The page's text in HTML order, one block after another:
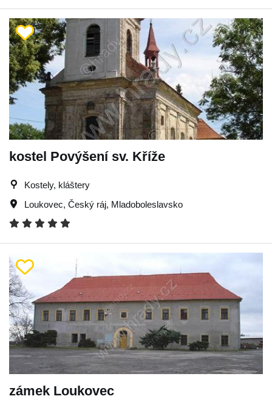
kostel Povýšení sv. Kříže
Kostely, kláštery
Loukovec, Český ráj, Mladoboleslavsko
zámek Loukovec